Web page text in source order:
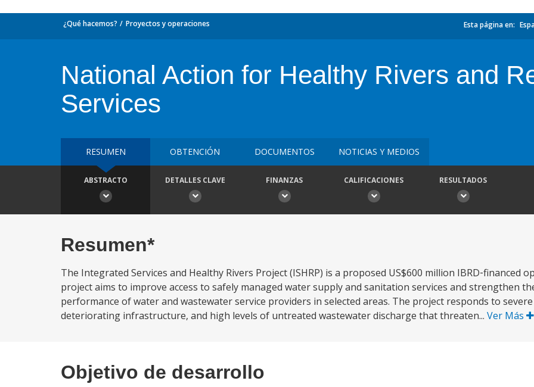
¿Qué hacemos? Proyectos y operaciones Esta página en:
National Action for Healthy Rivers and
Services
RESUMEN OBTENCIÓN DOCUMENTOS NOTICIAS Y MEDIOS
ABSTRACTO DETALLES CLAVE FINANZAS CALIFICACIONES RESULTADOS
Resumen*
The Integrated Services and Healthy Rivers Project (ISHRP) is a proposed US$600 million IBRD‑financed
project aims to improve access to safely managed water supply and sanitation services and strengthen
performance of water and wastewater service providers in selected areas. The project responds to
deteriorating infrastructure, and high levels of untreated wastewater discharge that threaten... Ver Más
Objetivo de desarrollo